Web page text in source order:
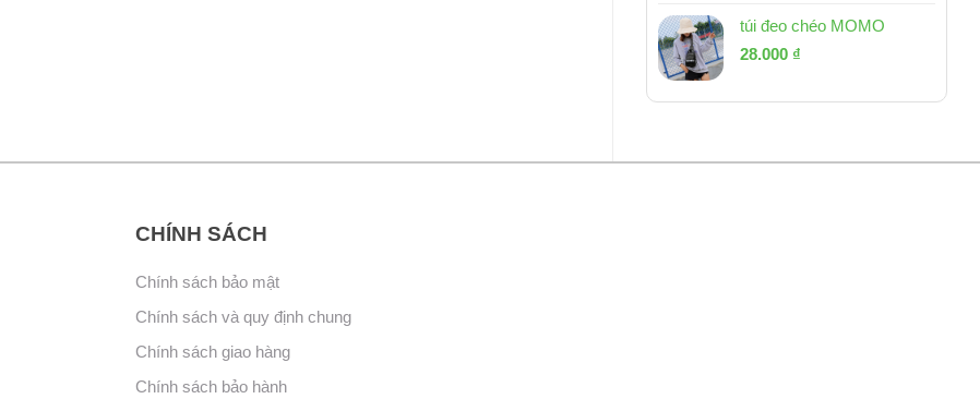
là:
53.000 ₫.
tại
túi đeo chéo MOMO
Giá
là:
28.000 ₫
tại
CHÍNH SÁCH
Chính sách bảo mật
Chính sách và quy định chung
Chính sách giao hàng
Chính sách bảo hành